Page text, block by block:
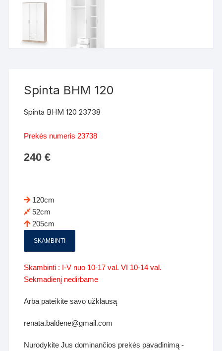
Spinta BHM 120
Spinta BHM 120 23738
Prekės numeris 23738
240€
120cm
52cm
205cm
SKAMBINTI
Skambinti : I-V nuo 10-17 val. VI 10-14 val.
Sekmadienį nedirbame
Arba pateikite savo užklausą
renata.baldene@gmail.com
Nurodykite Jus dominančios prekės pavadinimą -